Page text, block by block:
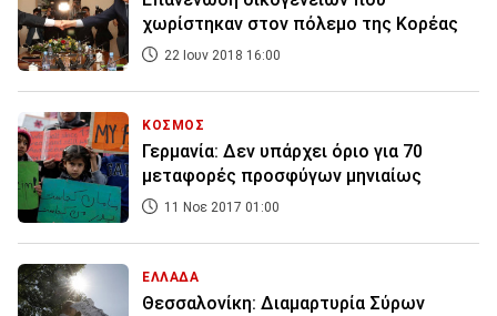
χωρίστηκαν στον πόλεμο της Κορέας
22 Ιουν 2018 16:00
ΚΟΣΜΟΣ
Γερμανία: Δεν υπάρχει όριο για 70
μεταφορές προσφύγων μηνιαίως
11 Νοε 2017 01:00
ΕΛΛΑΔΑ
Θεσσαλονίκη: Διαμαρτυρία Σύρων